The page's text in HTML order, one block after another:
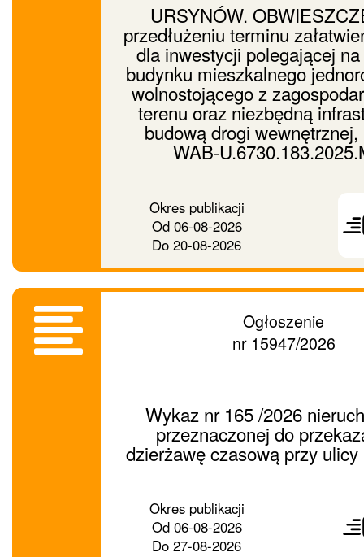
URSYNÓW.
przedłużeniu terminu
dla inwestycji polegającej
budynku mieszkalnego
wolnostojącego z
terenu oraz niezbędną
budową drogi
WAB-
Okres publikacji
Od06-08-2026
Do 20-08-2026
dalej
Ogłoszenie
nr 15947/2026
Wykaz nr 165 /2026
przeznaczonej do
dzierżawę czasową przy
Okres publikacji
Od06-08-2026
Do 27-08-2026
dalej